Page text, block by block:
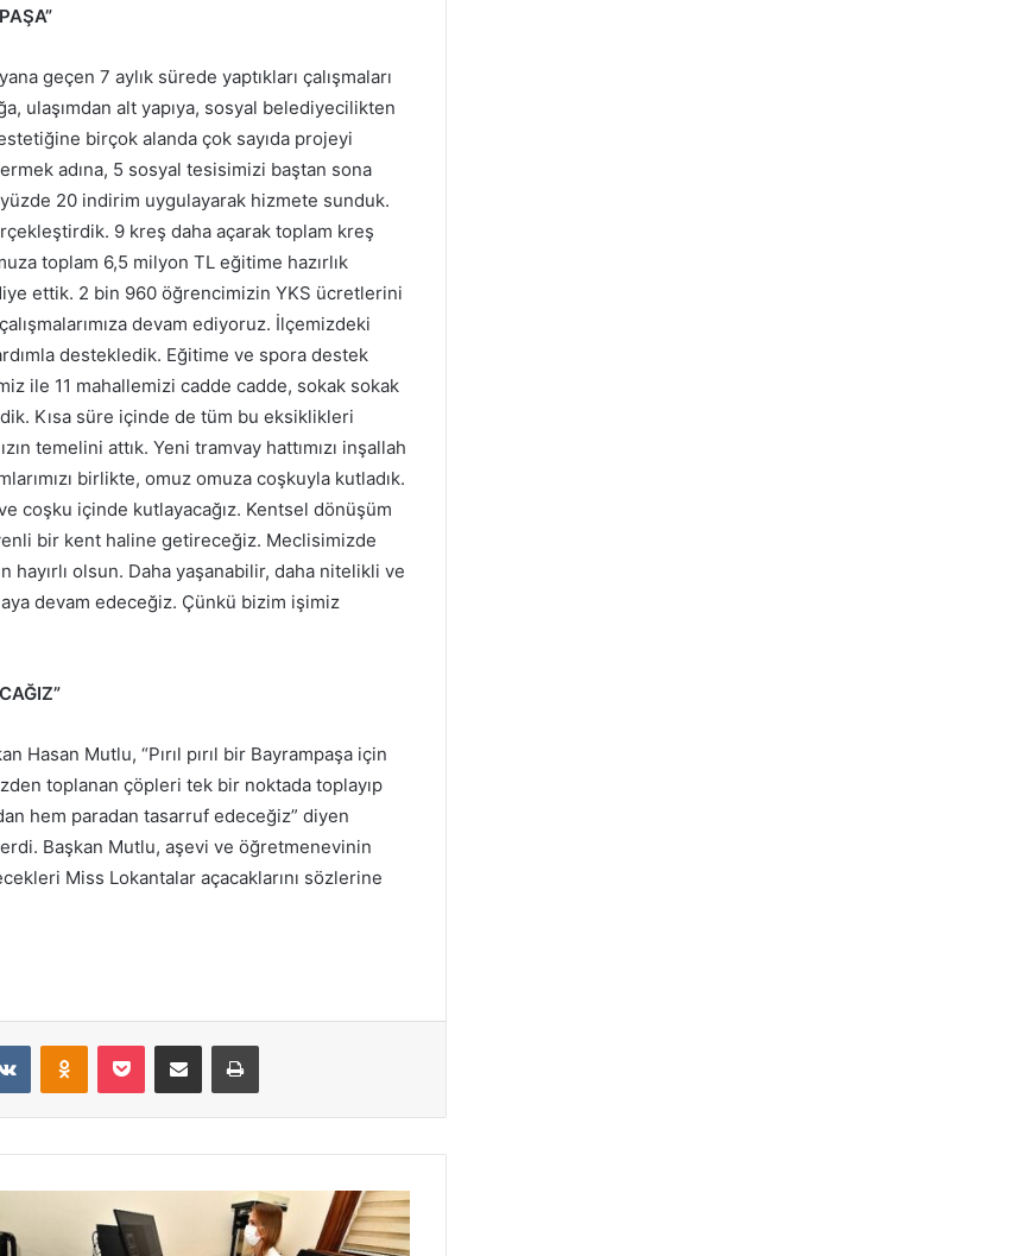
geçen 7 aylık sürede yaptıkları çalışmaları
ulaşımdan alt yapıya, sosyal belediyecilikten
birçok alanda çok sayıda projeyi
adına, 5 sosyal tesisimizi baştan sona
20 indirim uygulayarak hizmete sunduk.
9 kreş daha açarak toplam kreş
toplam 6,5 milyon TL eğitime hazırlık
ettik. 2 bin 960 öğrencimizin YKS ücretlerini
devam ediyoruz. İlçemizdeki
destekledik. Eğitime ve spora destek
ile 11 mahallemizi cadde cadde, sokak sokak
Kısa süre içinde de tüm bu eksiklikleri
temelini attık. Yeni tramvay hattımızı inşallah
birlikte, omuz omuza coşkuyla kutladık.
coşku içinde kutlayacağız. Kentsel dönüşüm
bir kent haline getireceğiz. Meclisimizde
hayırlı olsun. Daha yaşanabilir, daha nitelikli ve
devam edeceğiz. Çünkü bizim işimiz
Mutlu, “Pırıl pırıl bir Bayrampaşa için
toplanan çöpleri tek bir noktada toplayıp
hem paradan tasarruf edeceğiz” diyen
Başkan Mutlu, aşevi ve öğretmenevinin
Miss Lokantalar açacaklarını sözlerine
P